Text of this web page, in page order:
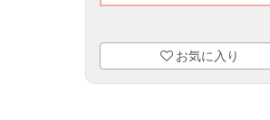
お気に入り